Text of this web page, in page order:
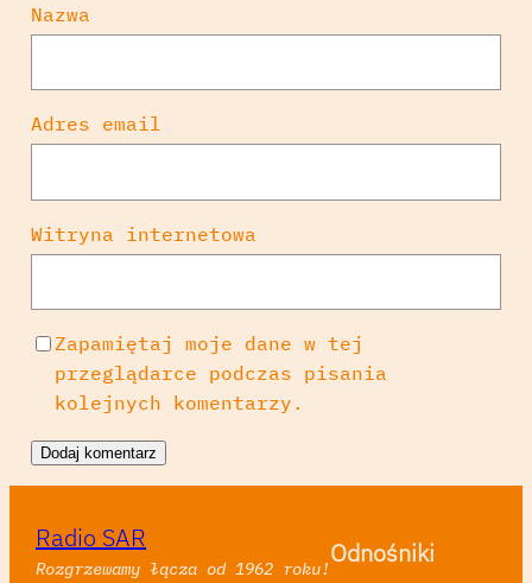
Nazwa
Adres email
Witryna internetowa
Zapamiętaj moje dane w tej
przeglądarce podczas pisania
kolejnych komentarzy.
Radio SAR
Rozgrzewamy łącza od 1962 roku!Odnośniki